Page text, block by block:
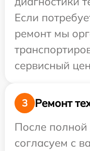
Если
ремонт мы
сервисный
3
Ремонт
После
согласуем с